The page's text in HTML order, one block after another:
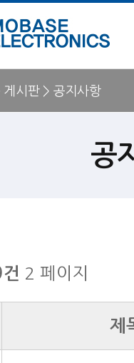
시판 > 공지사항
공
2 페이지
제